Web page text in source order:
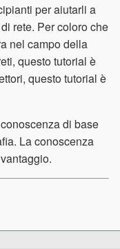
per aiutarli a
rete. Per coloro che
nel campo della
questo tutorial è
questo tutorial è
di base
La conoscenza